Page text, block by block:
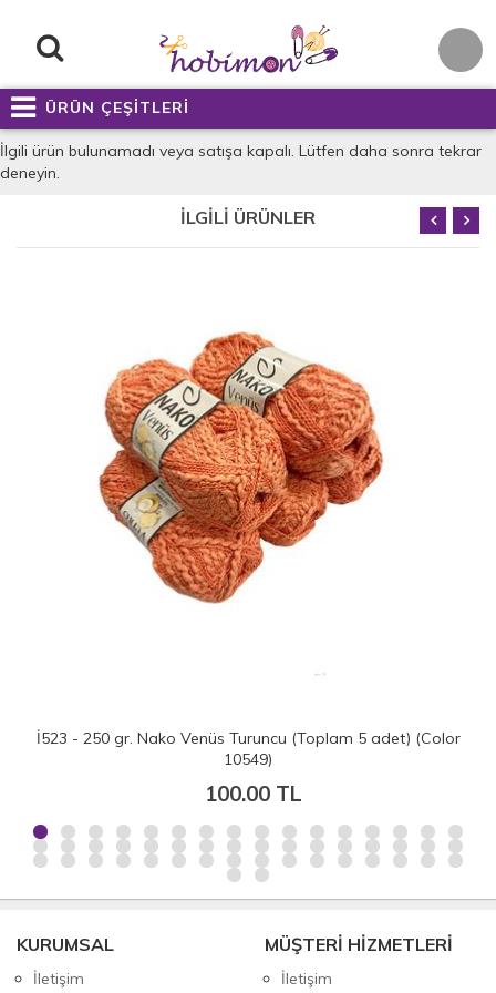
ÜRÜN ÇEŞİTLERİ
İlgili ürün bulunamadı veya satışa kapalı. Lütfen daha sonra tekrar
deneyin.
İLGİLİ ÜRÜNLER
İ523 - 250 gr. Nako Venüs Turuncu (Toplam 5 adet) (Color
10549)
100.00 TL
KURUMSAL
İletişim
MÜŞTERİ HİZMETLERİ
İletişim